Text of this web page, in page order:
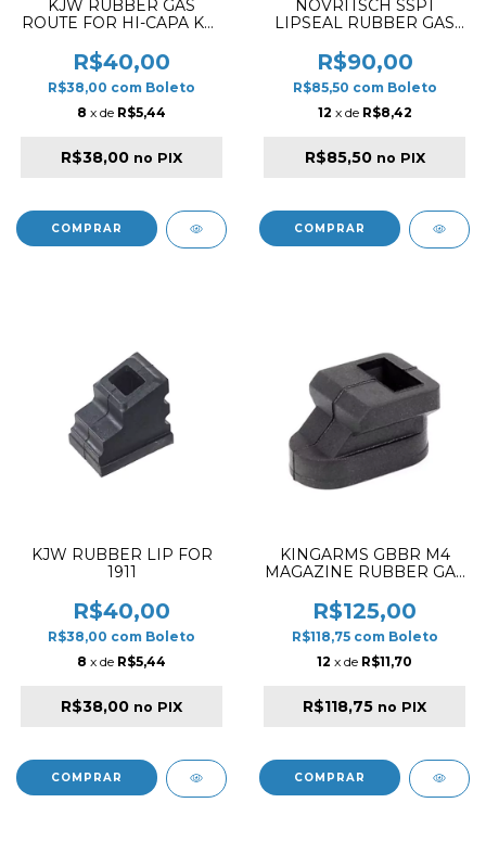
KJW RUBBER GAS
ROUTE FOR HI-CAPA KP-
R$40,00
R$38,00 com Boleto
8 x de R$5,44
R$38,00 no PIX
NOVRITSCH SSP1
LIPSEAL RUBBER GAS
R$90,00
R$85,50 com Boleto
12 x de R$8,42
R$85,50 no PIX
KJW RUBBER LIP FOR
1911
R$40,00
R$38,00 com Boleto
8 x de R$5,44
R$38,00 no PIX
KINGARMS GBBR M4
MAGAZINE RUBBER GAS
R$125,00
R$118,75 com Boleto
12 x de R$11,70
R$118,75 no PIX